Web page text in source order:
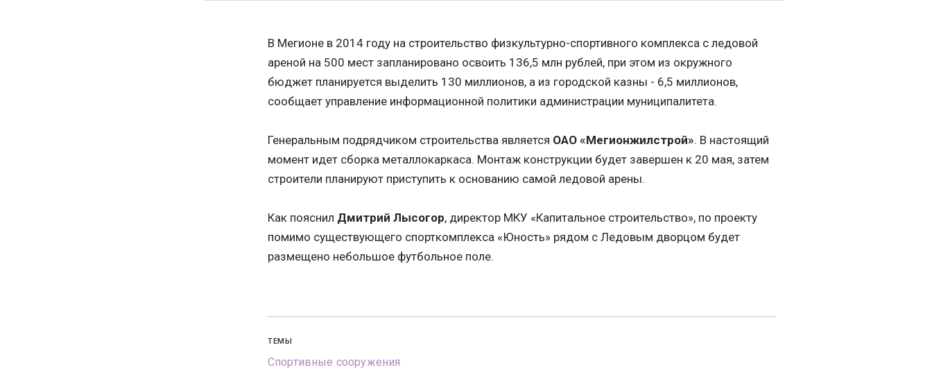
В Мегионе в 2014 году на строительство физкультурно-спортивного комплекса с ледовой
ареной на 500 мест запланировано освоить 136,5 млн рублей, при этом из окружного
бюджет планируется выделить 130 миллионов, а из городской казны - 6,5 миллионов,
сообщает управление информационной политики администрации муниципалитета.
Генеральным подрядчиком строительства является ОАО «Мегионжилстрой». В настоящий
момент идет сборка металлокаркаса. Монтаж конструкции будет завершен к 20 мая, затем
строители планируют приступить к основанию самой ледовой арены.
Как пояснил Дмитрий Лысогор, директор МКУ «Капитальное строительство», по проекту
помимо существующего спорткомплекса «Юность» рядом с Ледовым дворцом будет
размещено небольшое футбольное поле.
ТЕМЫ
Спортивные сооружения